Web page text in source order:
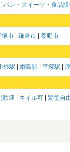
パン・スイーツ・食品
塚市 鎌倉市 秦野市
杉駅 綱島駅 平塚駅
歓迎 ネイル可 髪型自